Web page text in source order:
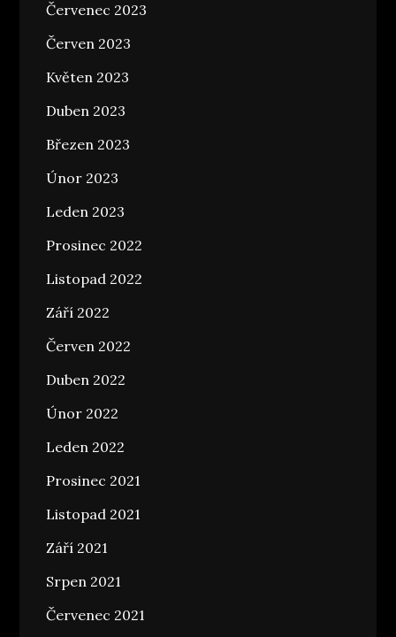
Červenec 2023
Červen 2023
Květen 2023
Duben 2023
Březen 2023
Únor 2023
Leden 2023
Prosinec 2022
Listopad 2022
Září 2022
Červen 2022
Duben 2022
Únor 2022
Leden 2022
Prosinec 2021
Listopad 2021
Září 2021
Srpen 2021
Červenec 2021